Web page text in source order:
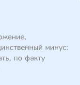
минус:
по факту